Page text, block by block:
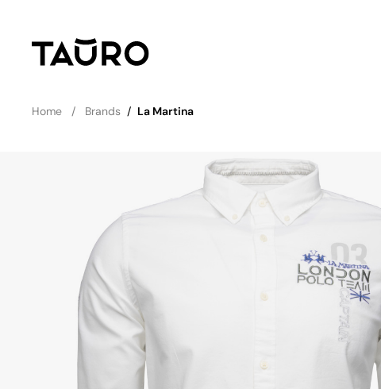
Home Brands / La Martina